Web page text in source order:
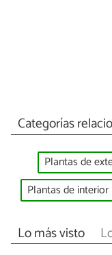
Categorías
Plantas de
Plantas de interior
Lo más visto